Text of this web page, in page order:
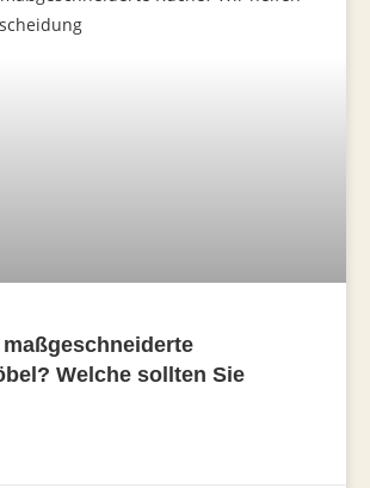
Welche sollten Sie